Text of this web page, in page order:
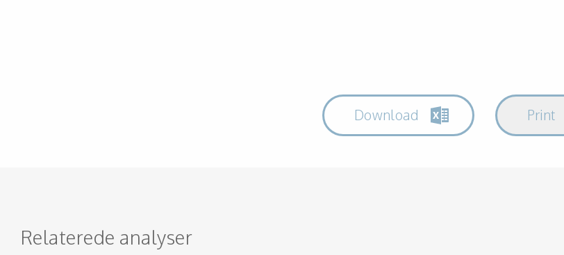
Download Print
Relaterede analyser